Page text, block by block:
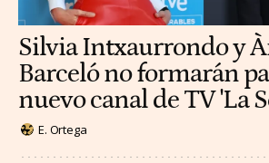
Silvia Intxaurrondo y
Barceló no formarán
nuevo canal de TV 'La
E. Ortega